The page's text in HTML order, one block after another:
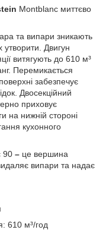
Montblanc миттєво
та випари зникають
утворити. Двигун
витягують до 610 м³
Перемикається
забезпечує
Двосекційний
приховує
на нижній стороні
кухонного
90 – це вершина
випари та надає
610 м³/год